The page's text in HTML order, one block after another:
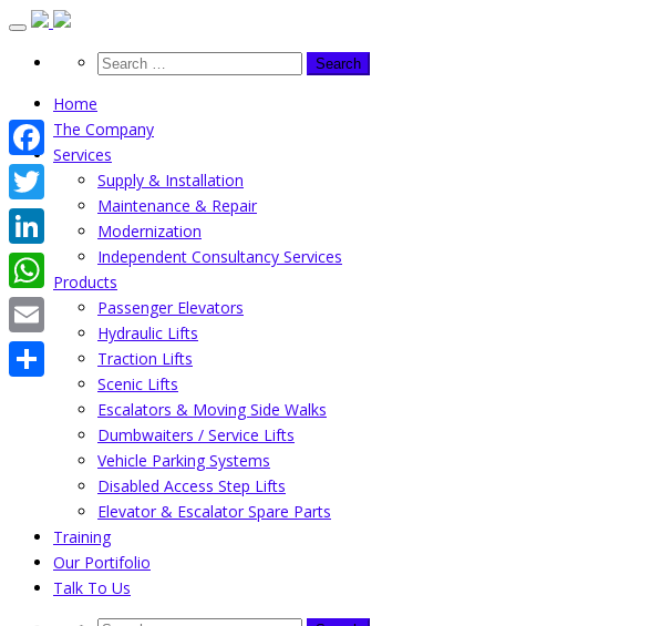
Skip
content
Home
The Company
Services
Supply & Installation
Maintenance & Repair
Modernization
Independent Consultancy Services
Products
Passenger Elevators
Hydraulic Lifts
Traction Lifts
Scenic Lifts
Escalators & Moving Side Walks
Dumbwaiters / Service Lifts
Vehicle Parking Systems
Disabled Access Step Lifts
Elevator & Escalator Spare Parts
Training
Our Portifolio
Talk To Us
Facebook
Twitter
LinkedIn
WhatsApp
Email